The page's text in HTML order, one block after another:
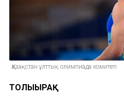
Қазақстан ұлттық олимпиада комитеті
ТОЛЫҒЫРАҚ